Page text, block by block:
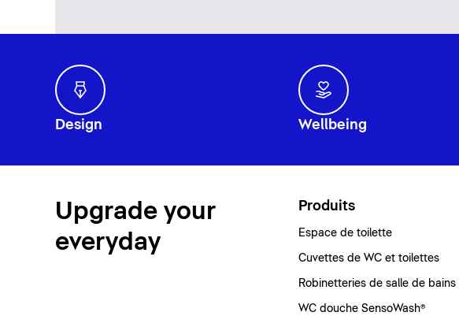
Design Wellbeing
Upgrade your
everyday
Produits
Espace de toilette
Cuvettes de WC et toilettes
Robinetteries de salle de bains
WC douche SensoWash®